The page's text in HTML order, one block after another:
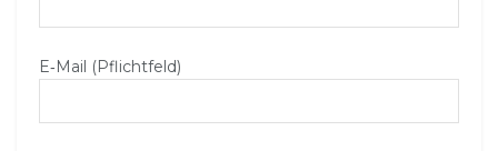
E‑Mail (Pflichtfeld)